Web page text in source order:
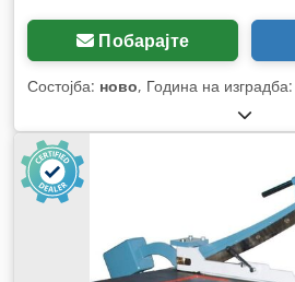
Побарајте
Состојба: ново, Година на изградба: